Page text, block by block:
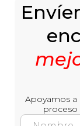
Apoyamos a
proceso